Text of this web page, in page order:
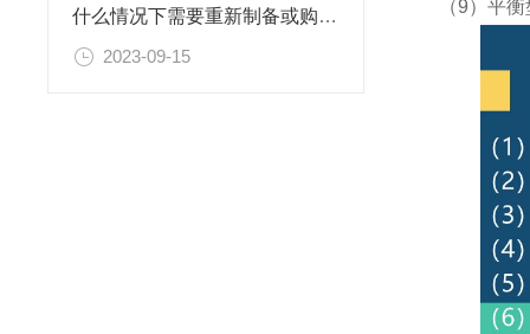
什么情况下需要重新制备或购置新的乙二胺四乙酸二钠滴定溶液标准物质？
2023-09-15
（9）平